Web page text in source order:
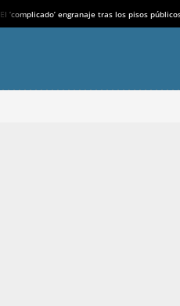
El ‘complicado’ engranaje tras los pisos